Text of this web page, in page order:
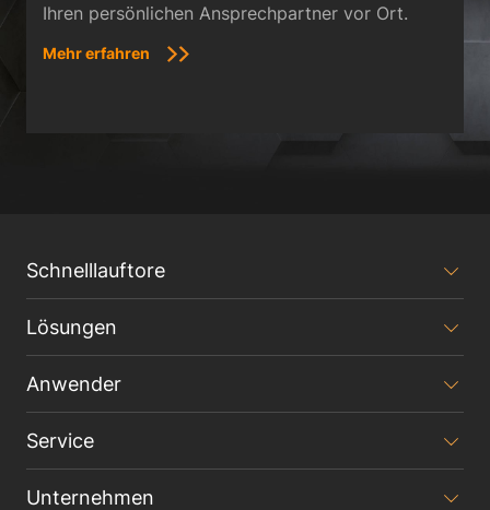
Ihren persönlichen Ansprechpartner vor Ort.
Mehr erfahren
Schnelllauftore
Lösungen
Anwender
Service
Unternehmen